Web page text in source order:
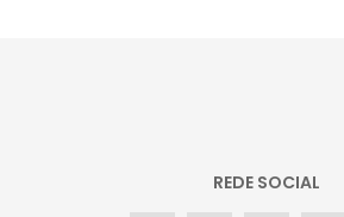
REDE SOCIAL